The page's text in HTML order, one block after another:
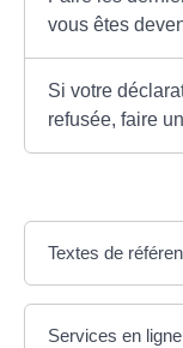
vous êtes
Si votre
refusée, faire
Textes de
Services en